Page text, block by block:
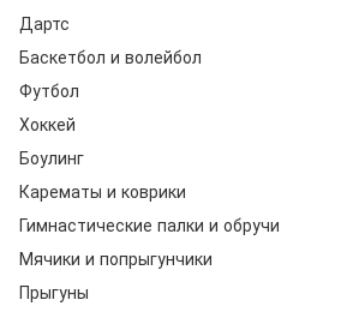
Дартс
Баскетбол и волейбол
Футбол
Хоккей
Боулинг
Карематы и коврики
Гимнастические палки и обручи
Мячики и попрыгунчики
Прыгуны